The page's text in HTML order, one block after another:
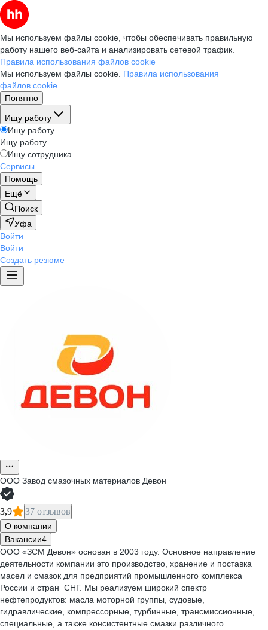
Мы используем файлы cookie, чтобы обеспечивать правильную
работу нашего веб-сайта и анализировать сетевой трафик.
Правила использования файлов cookie
Мы используем файлы cookie. Правила использования
файлов cookie
Понятно
Ищу работу
Ищу работу
Ищу работу
Ищу сотрудника
Сервисы
Помощь
Ещё
Поиск
Уфа
Войти
Войти
Создать резюме
ООО Завод смазочных материалов Девон
3,9 37 отзывов
О компании
Вакансии4
ООО «ЗСМ Девон» основан в 2003 году. Основное направление
деятельности компании это производство, хранение и поставка
масел и смазок для предприятий промышленного комплекса
России и стран СНГ. Мы реализуем широкий спектр
нефтепродуктов: масла моторной группы, судовые,
гидравлические, компрессорные, турбинные, трансмиссионные,
специальные, а также консистентные смазки различного